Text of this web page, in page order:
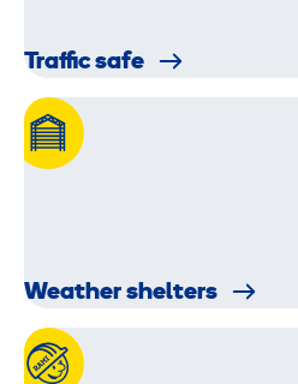
Traffic safe
Weather shelters